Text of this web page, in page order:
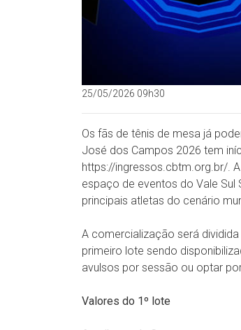
25/05/2026 09h30
Os fãs de tênis de mesa já
José dos Campos 2026 tem
https://ingressos.cbtm.org.br/.
espaço de eventos do Vale Sul
principais atletas do cenário
A comercialização será
primeiro lote sendo
avulsos por sessão ou optar
Valores do 1º lote